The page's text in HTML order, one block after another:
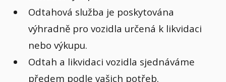
Odtahová služba je poskytována
výhradně pro vozidla určená k likvidaci
nebo výkupu.
Odtah a likvidaci vozidla sjednáváme
předem podle vašich potřeb.